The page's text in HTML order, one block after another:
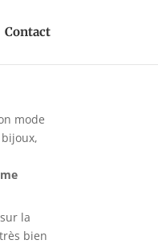
Contact
mode
la
bien